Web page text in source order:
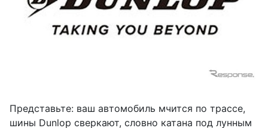
Представьте: ваш автомобиль мчится по трассе,
шины Dunlop сверкают, словно катана под лунным